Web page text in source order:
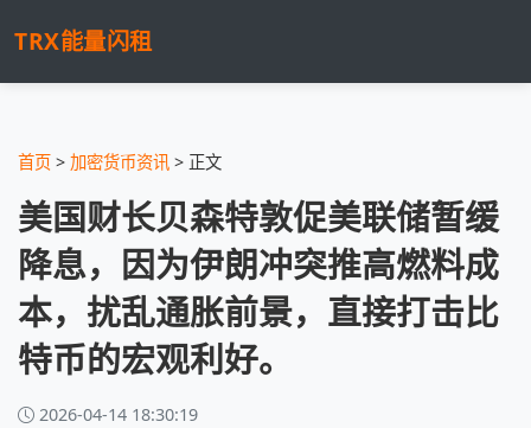
TRX能量闪租
首页 > 加密货币资讯 > 正文
美国财长贝森特敦促美联储暂缓
降息，因为伊朗冲突推高燃料成
本，扰乱通胀前景，直接打击比
特币的宏观利好。
2026-04-14 18:30:19